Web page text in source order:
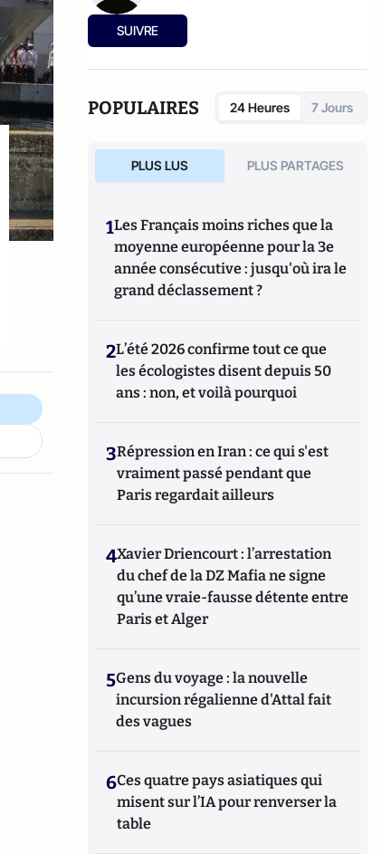
SUIVRE
POPULAIRES 24 Heures 7 Jours
PLUS LUS PLUS PARTAGES
1Les Français moins riches que la
moyenne européenne pour la 3e
année consécutive : jusqu'où ira le
grand déclassement ?
2L’été 2026 confirme tout ce que
les écologistes disent depuis 50
ans : non, et voilà pourquoi
3Répression en Iran : ce qui s'est
vraiment passé pendant que
Paris regardait ailleurs
4Xavier Driencourt : l’arrestation
du chef de la DZ Mafia ne signe
qu’une vraie-fausse détente entre
Paris et Alger
5Gens du voyage : la nouvelle
incursion régalienne d'Attal fait
des vagues
6Ces quatre pays asiatiques qui
misent sur l’IA pour renverser la
table